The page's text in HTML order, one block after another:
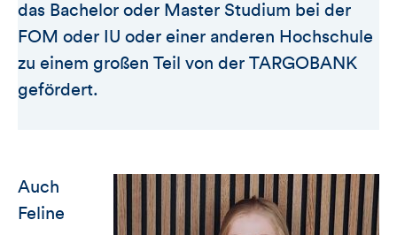
das Bachelor oder Master Studium bei der
FOM oder IU oder einer anderen Hochschule
zu einem großen Teil von der TARGOBANK
gefördert.
Auch
Feline